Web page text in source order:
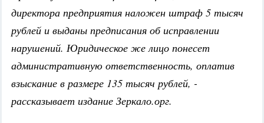
директора предприятия наложен штраф 5 тысяч
рублей и выданы предписания об исправлении
нарушений. Юридическое же лицо понесет
административную ответственность, оплатив
взыскание в размере 135 тысяч рублей, -
рассказывает издание Зеркало.орг.